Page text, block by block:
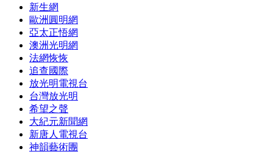
新生網
歐洲圓明網
亞太正悟網
澳洲光明網
法網恢恢
追查國際
放光明電視台
台灣放光明
希望之聲
大紀元新聞網
新唐人電視台
神韻藝術團